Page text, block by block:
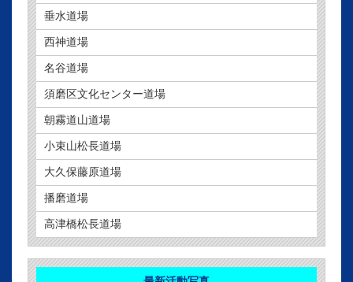
垂水道場
西神道場
名谷道場
須磨区文化センター道場
朝霧道山道場
小束山松長道場
大久保藤原道場
播磨道場
高津橋松長道場